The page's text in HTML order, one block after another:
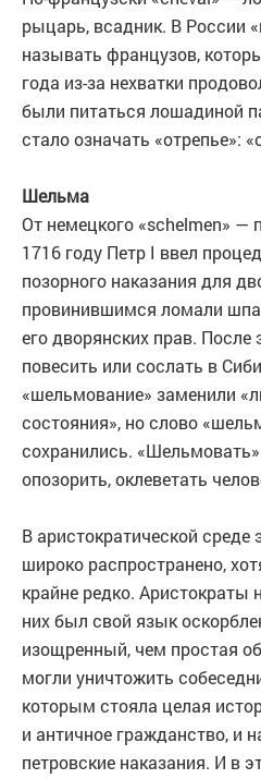
рыцарь, всадник. В России
называть французов,
года из-за нехватки
были питаться лошадиной
стало означать «отрепье»:
Шельма
От немецкого «schelmen» —
1716 году Петр I ввел
позорного наказания для
провинившимся ломали
его дворянских прав. После
повесить или сослать в
«шельмование» заменили
состояния», но слово
сохранились.
опозорить, оклеветать
В аристократической среде
широко распространено,
крайне редко. Аристократы
них был свой язык
изощренный, чем простая
могли уничтожить
которым стояла целая
и античное гражданство, и
петровские наказания. И в